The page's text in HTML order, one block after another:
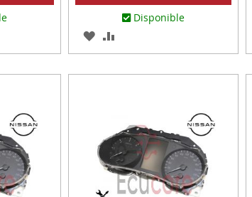
Disponible
AGREGAR
A
PARA